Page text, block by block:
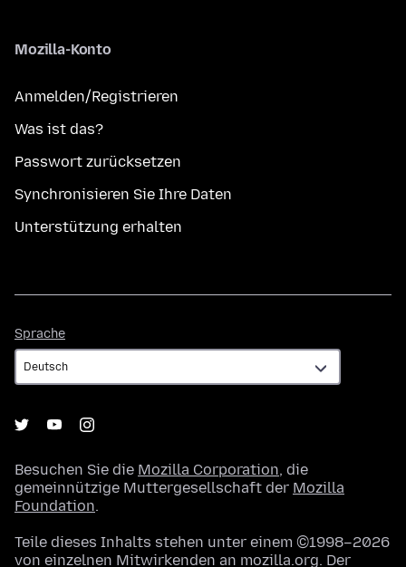
Mozilla-Konto
Anmelden/Registrieren
Was ist das?
Passwort zurücksetzen
Synchronisieren Sie Ihre Daten
Unterstützung erhalten
Sprache
Besuchen Sie die Mozilla Corporation, die
gemeinnützige Muttergesellschaft der Mozilla
Foundation.
Teile dieses Inhalts stehen unter einem ©1998–2026
von einzelnen Mitwirkenden an mozilla.org. Der